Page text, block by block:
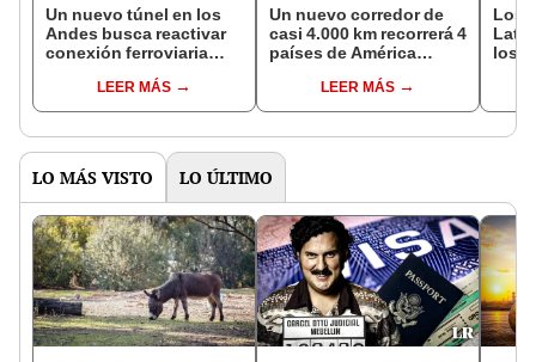
Un nuevo túnel en los
Andes busca reactivar
conexión ferroviaria
América Latina por más
de US$9.500 millones
LEER MÁS
Un nuevo corredor de
casi 4.000 km recorrerá 4
países de América
para fortalecer el
comercio con Asia
LEER MÁS
Los
los
LO MÁS VISTO LO ÚLTIMO